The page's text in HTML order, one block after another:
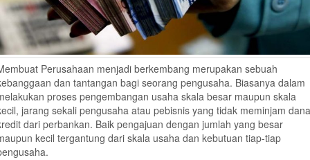
Perusahaan menjadi berkembang merupakan sebuah
dan tantangan bagi seorang pengusaha. Biasanya dalam
proses pengembangan usaha skala besar maupun skala
jarang sekali pengusaha atau pebisnis yang tidak meminjam dana
dari perbankan. Baik pengajuan dengan jumlah yang besar
kecil tergantung dari skala usaha dan kebutuan tiap-tiap